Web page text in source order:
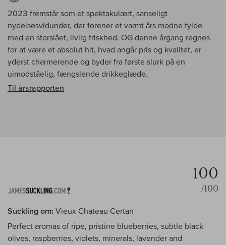
2023 fremstår som et spektakulært, sanseligt
nydelsesvidunder, der forener et varmt års modne fylde
med en storslået, livlig friskhed. OG denne årgang regnes
for at være et absolut hit, hvad angår pris og kvalitet, er
yderst charmerende og byder fra første slurk på en
uimodståelig, fængslende drikkeglæde.
Til årsrapporten
100
/100
Suckling om: Vieux Chateau Certan
Perfect aromas of ripe, pristine blueberries, subtle black
olives, raspberries, violets, minerals, lavender and